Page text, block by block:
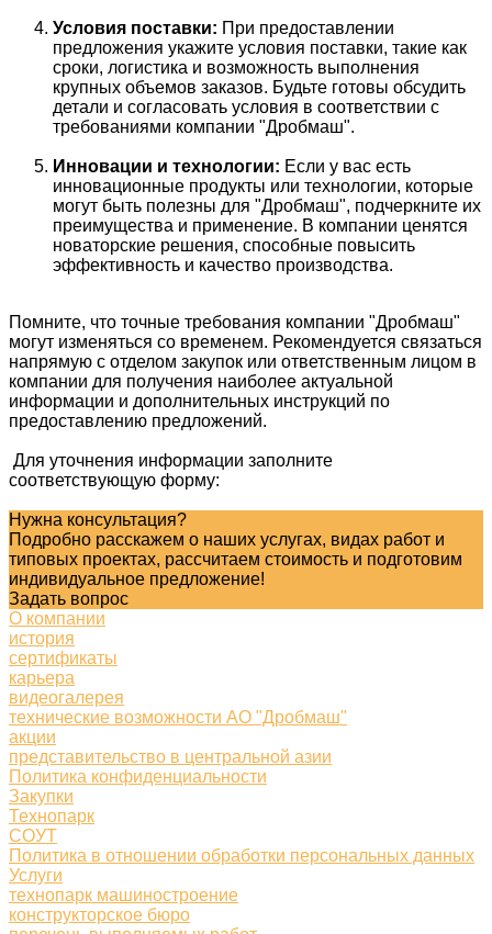
Условия поставки: При предоставлении
предложения укажите условия поставки, такие как
сроки, логистика и возможность выполнения
крупных объемов заказов. Будьте готовы обсудить
детали и согласовать условия в соответствии с
требованиями компании "Дробмаш".
Инновации и технологии: Если у вас есть
инновационные продукты или технологии, которые
могут быть полезны для "Дробмаш", подчеркните их
преимущества и применение. В компании ценятся
новаторские решения, способные повысить
эффективность и качество производства.
Помните, что точные требования компании "Дробмаш"
могут изменяться со временем. Рекомендуется связаться
напрямую с отделом закупок или ответственным лицом в
компании для получения наиболее актуальной
информации и дополнительных инструкций по
предоставлению предложений.
Для уточнения информации заполните
соответствующую форму:
Нужна консультация?
Подробно расскажем о наших услугах, видах работ и
типовых проектах, рассчитаем стоимость и подготовим
индивидуальное предложение!
Задать вопрос
О компании
история
сертификаты
карьера
видеогалерея
технические возможности АО "Дробмаш"
акции
представительство в центральной азии
Политика конфиденциальности
Закупки
Технопарк
СОУТ
Политика в отношении обработки персональных данных
Услуги
технопарк машиностроение
конструкторское бюро